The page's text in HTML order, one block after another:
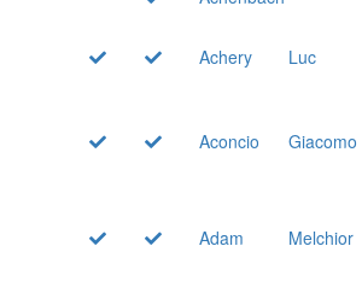
Achery
Luc
Aconcio Giacomo
Adam Melchior